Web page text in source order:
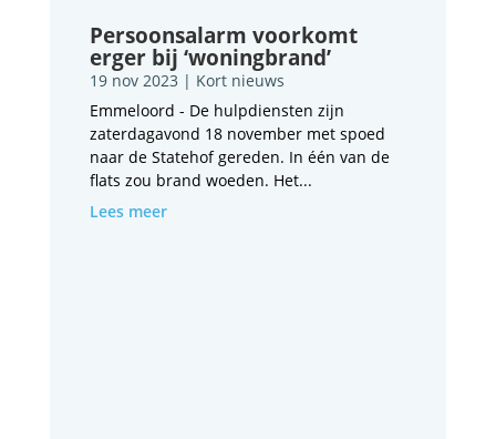
Persoonsalarm voorkomt
erger bij ‘woningbrand’
19 nov 2023 | Kort nieuws
Emmeloord - De hulpdiensten zijn
zaterdagavond 18 november met spoed
naar de Statehof gereden. In één van de
flats zou brand woeden. Het...
Lees meer